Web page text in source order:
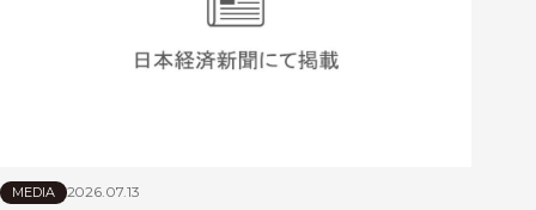
MEDIA 2026.07.13